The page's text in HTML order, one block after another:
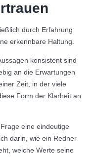
durch Erfahrung
erkennbare Haltung.
konsistent sind
an die Erwartungen
Zeit, in der viele
Form der Klarheit an
eine eindeutige
darin, wie ein Redner
welche Werte seine